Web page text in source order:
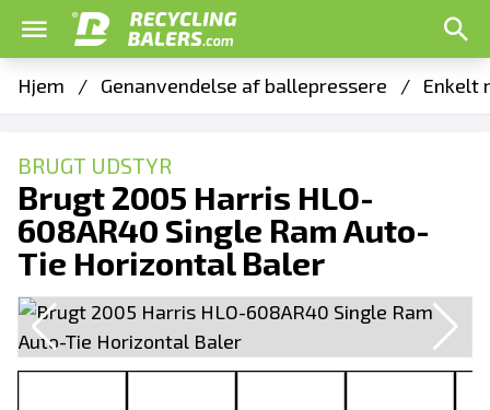
Hjem / Genanvendelse af ballepressere / Enkelt
BRUGT UDSTYR
Brugt 2005 Harris HLO-
608AR40 Single Ram Auto-
Tie Horizontal Baler